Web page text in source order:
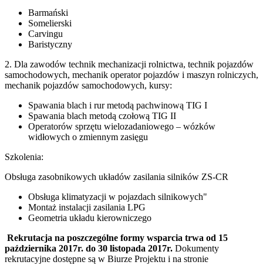
Barmański
Somelierski
Carvingu
Baristyczny
2. Dla zawodów technik mechanizacji rolnictwa, technik pojazdów
samochodowych, mechanik operator pojazdów i maszyn rolniczych,
mechanik pojazdów samochodowych, kursy:
Spawania blach i rur metodą pachwinową TIG I
Spawania blach metodą czołową TIG II
Operatorów sprzętu wielozadaniowego – wózków
widłowych o zmiennym zasięgu
Szkolenia:
Obsługa zasobnikowych układów zasilania silników ZS-CR
Obsługa klimatyzacji w pojazdach silnikowych"
Montaż instalacji zasilania LPG
Geometria układu kierowniczego
Rekrutacja na poszczególne formy wsparcia trwa od 15
października 2017r. do 30 listopada 2017r. Dokumenty
rekrutacyjne dostępne są w Biurze Projektu i na stronie